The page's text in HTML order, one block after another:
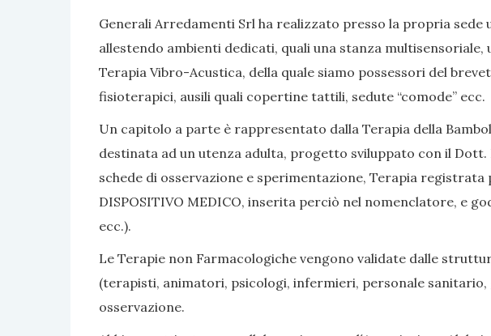
Generali Arredamenti Srl ha realizzato presso la propria
allestendo ambienti dedicati, quali una stanza
Terapia Vibro-Acustica, della quale siamo possessori del
fisioterapici, ausili quali copertine tattili, sedute “comode” ecc.
Un capitolo a parte è rappresentato dalla Terapia della
destinata ad un utenza adulta, progetto sviluppato con il
schede di osservazione e sperimentazione, Terapia
DISPOSITIVO MEDICO, inserita perciò nel nomenclatore, e
ecc.).
Le Terapie non Farmacologiche vengono validate dalle
(terapisti, animatori, psicologi, infermieri, personale
osservazione.